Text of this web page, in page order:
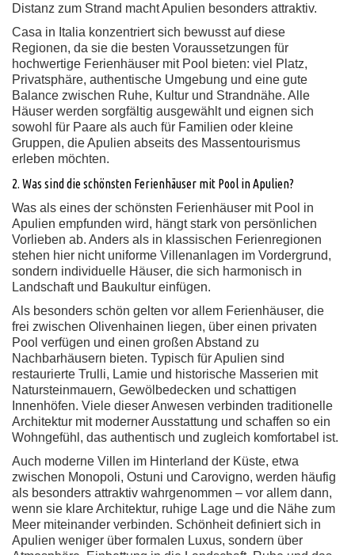
Distanz zum Strand macht Apulien besonders attraktiv.
Casa in Italia konzentriert sich bewusst auf diese
Regionen, da sie die besten Voraussetzungen für
hochwertige Ferienhäuser mit Pool bieten: viel Platz,
Privatsphäre, authentische Umgebung und eine gute
Balance zwischen Ruhe, Kultur und Strandnähe. Alle
Häuser werden sorgfältig ausgewählt und eignen sich
sowohl für Paare als auch für Familien oder kleine
Gruppen, die Apulien abseits des Massentourismus
erleben möchten.
2. Was sind die schönsten Ferienhäuser mit Pool in Apulien?
Was als eines der schönsten Ferienhäuser mit Pool in
Apulien empfunden wird, hängt stark von persönlichen
Vorlieben ab. Anders als in klassischen Ferienregionen
stehen hier nicht uniforme Villenanlagen im Vordergrund,
sondern individuelle Häuser, die sich harmonisch in
Landschaft und Baukultur einfügen.
Als besonders schön gelten vor allem Ferienhäuser, die
frei zwischen Olivenhainen liegen, über einen privaten
Pool verfügen und einen großen Abstand zu
Nachbarhäusern bieten. Typisch für Apulien sind
restaurierte Trulli, Lamie und historische Masserien mit
Natursteinmauern, Gewölbedecken und schattigen
Innenhöfen. Viele dieser Anwesen verbinden traditionelle
Architektur mit moderner Ausstattung und schaffen so ein
Wohngefühl, das authentisch und zugleich komfortabel ist.
Auch moderne Villen im Hinterland der Küste, etwa
zwischen Monopoli, Ostuni und Carovigno, werden häufig
als besonders attraktiv wahrgenommen – vor allem dann,
wenn sie klare Architektur, ruhige Lage und die Nähe zum
Meer miteinander verbinden. Schönheit definiert sich in
Apulien weniger über formalen Luxus, sondern über